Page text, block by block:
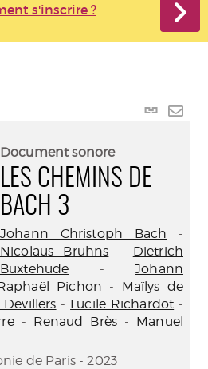
s'inscrire ?
Lien
Document sonore
LES CHEMINS DE
BACH 3
Johann Christoph Bach -
Nicolaus Bruhns - Dietrich
Buxtehude -Johann
Pichon - Maïlys de
- Lucile Richardot -
- Renaud Brès - Manuel
de Paris - 2023